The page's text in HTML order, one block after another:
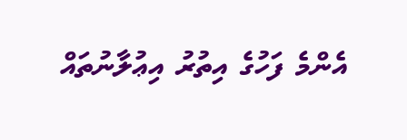
އެންމެ ފަހުގެ އިތުރު އިޢުލާނުތައް